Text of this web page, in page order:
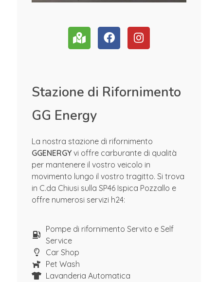
Stazione di Rifornimento
GG Energy
La nostra stazione di rifornimento
GGENERGY vi offre carburante di qualità
per mantenere il vostro veicolo in
movimento lungo il vostro tragitto. Si trova
in C.da Chiusi sulla SP46 Ispica Pozzallo e
offre numerosi servizi h24:
Pompe di rifornimento Servito e Self
Service
Car Shop
Pet Wash
Lavanderia Automatica